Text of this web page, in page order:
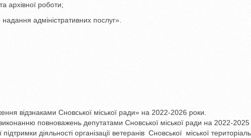
архівної роботи;
адміністративних послуг».
відзнаками Сновської міської ради» на 2022-2026 роки.
повноважень депутатами Сновської міської ради на 2022-2025
діяльності організації ветеранів Сновської міської